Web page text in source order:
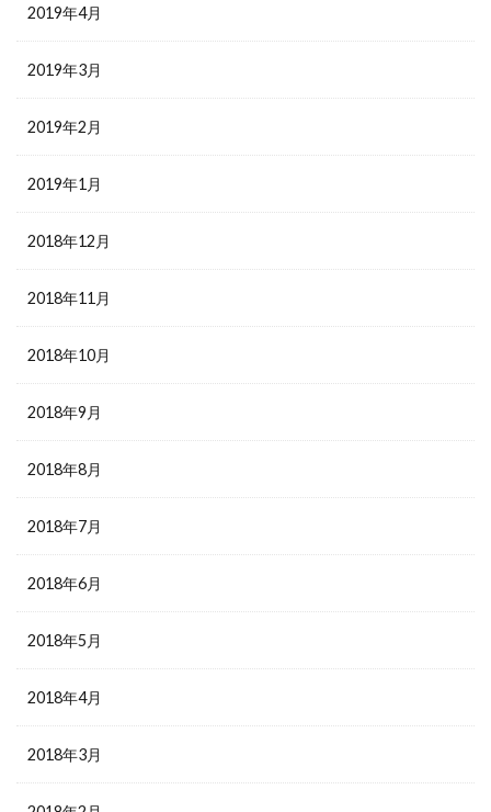
2019年4月
2019年3月
2019年2月
2019年1月
2018年12月
2018年11月
2018年10月
2018年9月
2018年8月
2018年7月
2018年6月
2018年5月
2018年4月
2018年3月